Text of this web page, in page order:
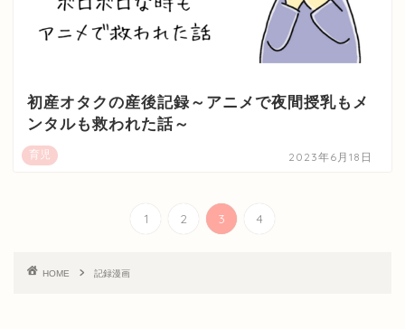
育児
初産オタクの産後記録～アニメで夜間授乳もメ
ンタルも救われた話～
2023年6月18日
1 2 3 4
HOME 記録漫画